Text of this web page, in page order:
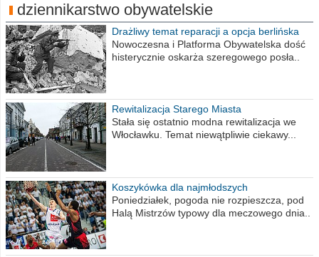
dziennikarstwo obywatelskie
Drażliwy temat reparacji a opcja berlińska
Nowoczesna i Platforma Obywatelska dość
histerycznie oskarża szeregowego posła..
Rewitalizacja Starego Miasta
Stała się ostatnio modna rewitalizacja we
Włocławku. Temat niewątpliwie ciekawy...
Koszykówka dla najmłodszych
Poniedziałek, pogoda nie rozpieszcza, pod
Halą Mistrzów typowy dla meczowego dnia..